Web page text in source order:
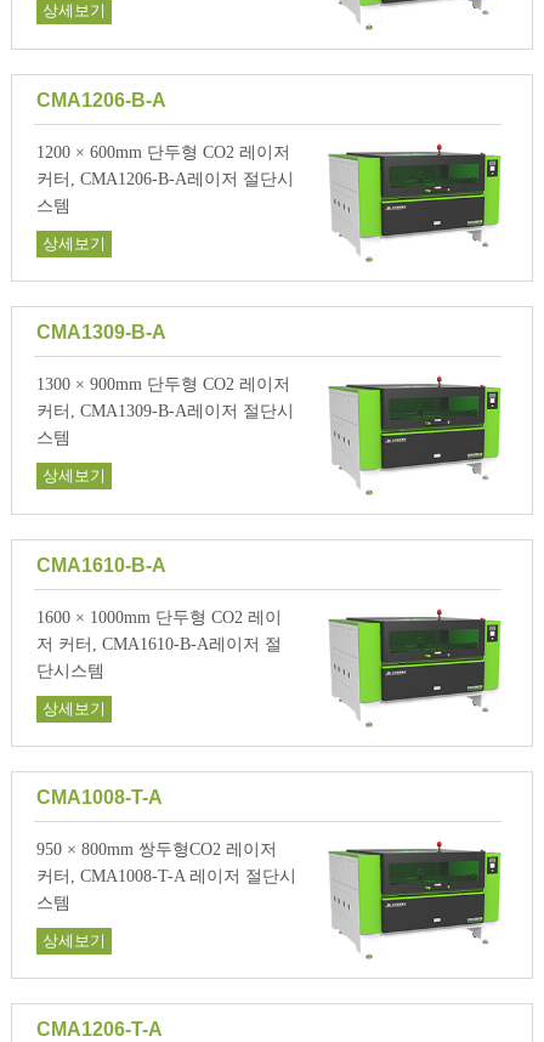
상세보기
CMA1206-B-A
1200 × 600mm 단두형 CO2 레이저
커터, CMA1206-B-A레이저 절단시
스템
상세보기
CMA1309-B-A
1300 × 900mm 단두형 CO2 레이저
커터, CMA1309-B-A레이저 절단시
스템
상세보기
CMA1610-B-A
1600 × 1000mm 단두형 CO2 레이
저 커터, CMA1610-B-A레이저 절
단시스템
상세보기
CMA1008-T-A
950 × 800mm 쌍두형CO2 레이저
커터, CMA1008-T-A 레이저 절단시
스템
상세보기
CMA1206-T-A